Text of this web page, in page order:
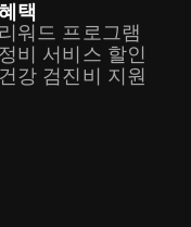
택
리워드 프로그램
정비 서비스 할인
건강 검진비 지원